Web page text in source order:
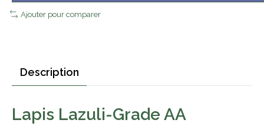
Ajouter pour comparer
Description
Lapis Lazuli-Grade AA